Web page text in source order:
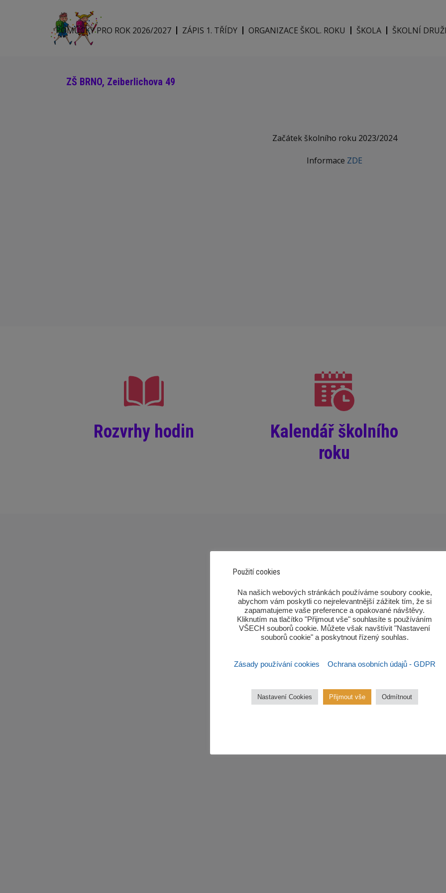
POMŮCKY PRO ROK 2026/2027 ZÁPIS 1. TŘÍDY ORGANIZACE ŠKOL. ROKU ŠKOLA ŠKOLNÍ
ZŠ BRNO, Zeiberlichova 49
Začátek školního roku 2023/2024
Informace ZDE
Rozvrhy hodin
Kalendář školního
roku
Použití cookies
‎Na našich webových stránkách používáme soubory cookie,
abychom vám poskytli co nejrelevantnější zážitek tím, že si
zapamatujeme vaše preference a opakované návštěvy.
Kliknutím na tlačítko "Přijmout vše" souhlasíte s používáním
VŠECH souborů cookie. Můžete však navštívit "Nastavení
souborů cookie" a poskytnout řízený souhlas.‎
Zásady používání cookies Ochrana osobních údajů - GDPR
Nastavení Cookies Přijmout vše Odmítnout